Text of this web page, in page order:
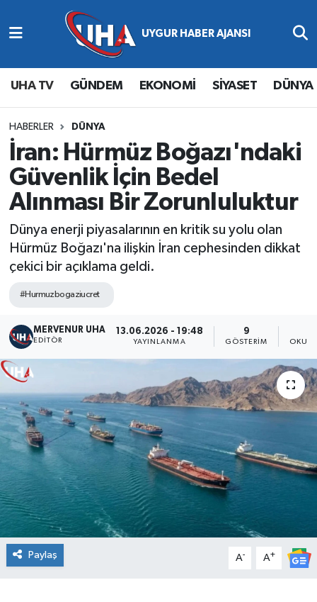
UHA TV GÜNDEM EKONOMİ SİYASET DÜNYA
HABERLER DÜNYA
İran: Hürmüz Boğazı'ndaki
Güvenlik İçin Bedel
Alınması Bir Zorunluluktur
Dünya enerji piyasalarının en kritik su yolu olan
Hürmüz Boğazı'na ilişkin İran cephesinden dikkat
çekici bir açıklama geldi.
#Hurmuzbogaziucret
MERVENUR UHA
EDITÖR
13.06.2026 - 19:48
YAYINLANMA
9
GÖSTERIM
Paylaş A- A+
Abone Ol
Gündem
Ekonomi
Magazin
Siyaset
Spor
Yaşam
Nöbetçi Eczaneler
Hava Durumu
Namaz Vakitleri
Trafik Durumu
Süper Lig Puan Durumu ve Fikstür
Tüm Manşetler
Son Dakika Haberleri